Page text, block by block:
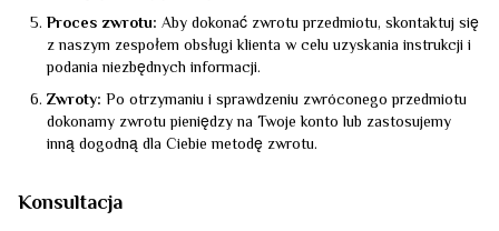
Proces zwrotu: Aby dokonać zwrotu przedmiotu, skontaktuj się
z naszym zespołem obsługi klienta w celu uzyskania instrukcji i
podania niezbędnych informacji.
Zwroty: Po otrzymaniu i sprawdzeniu zwróconego przedmiotu
dokonamy zwrotu pieniędzy na Twoje konto lub zastosujemy
inną dogodną dla Ciebie metodę zwrotu.
Konsultacja